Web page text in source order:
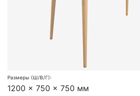
Размеры (Ш/В/Г):
1200 x 750 x 750 мм